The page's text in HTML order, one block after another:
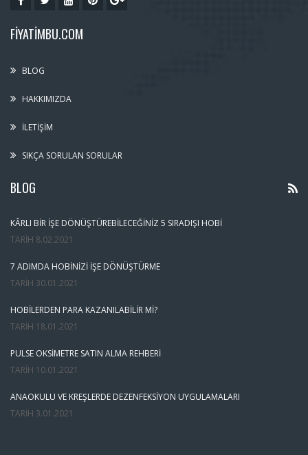
FIYATIMBU.COM
BLOG
HAKKIMIZDA
İLETIŞIM
SIKÇA SORULAN SORULAR
BLOG
KÂRLI BIR İŞE DÖNÜŞTÜREBILECEĞINIZ 5 SIRADIŞI HOBI
TARIH 8.02.2021
7 ADIMDA HOBINIZI İŞE DÖNÜŞTÜRME
TARIH 30.01.2021
HOBILERDEN PARA KAZANILABILIR MI?
TARIH 18.01.2021
PULSE OKSIMETRE SATIN ALMA REHBERI
TARIH 10.01.2021
ANAOKULU VE KREŞLERDE DEZENFEKSIYON UYGULAMALARI
TARIH 3.01.2021